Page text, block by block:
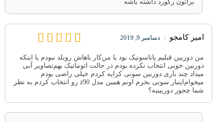
امیر کامجو | دسامبر 9, 2019
من دوربین قبلیم‌ پاناسونیک‌ بود یا من‌کار باهاش رو‌بلد نبودم یا اینکه
دوربین خوبی انتخاب نکرده بودم در حالت اتوماتیک بهم‌تصاویر آبی
میداد چند باری دوربین سونی کرایه کردم خیلی راضی بودم
میخوام‌اینبار سونی بخرم اونم همین مدل z90 رو انتخاب کردم به نظر
شما چجور دوربینیه؟